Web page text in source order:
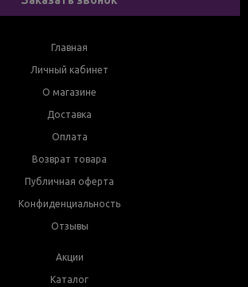
Главная
Личный кабинет
О магазине
Доставка
Оплата
Возврат товара
Публичная оферта
Конфиденциальность
Отзывы
Акции
Каталог